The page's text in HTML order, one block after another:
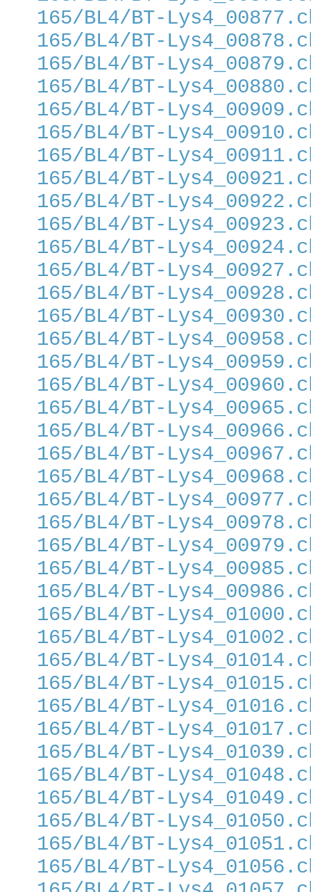
165/BL4/BT-
165/BL4/BT-
165/BL4/BT-
165/BL4/BT-
165/BL4/BT-
165/BL4/BT-
165/BL4/BT-
165/BL4/BT-
165/BL4/BT-
165/BL4/BT-
165/BL4/BT-
165/BL4/BT-
165/BL4/BT-
165/BL4/BT-
165/BL4/BT-
165/BL4/BT-
165/BL4/BT-
165/BL4/BT-
165/BL4/BT-
165/BL4/BT-
165/BL4/BT-
165/BL4/BT-
165/BL4/BT-
165/BL4/BT-
165/BL4/BT-
165/BL4/BT-
165/BL4/BT-
165/BL4/BT-
165/BL4/BT-
165/BL4/BT-
165/BL4/BT-
165/BL4/BT-
165/BL4/BT-
165/BL4/BT-
165/BL4/BT-
165/BL4/BT-
165/BL4/BT-
165/BL4/BT-